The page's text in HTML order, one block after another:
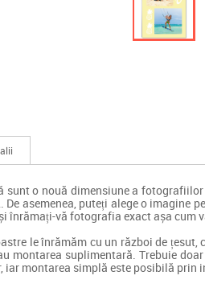
sunt o nouă dimensiune a
asemenea, puteți alege o imagine
înrămați-vă fotografia exact așa cum
le înrămăm cu un război de
montarea suplimentară. Trebuie
iar montarea simplă este posibilă